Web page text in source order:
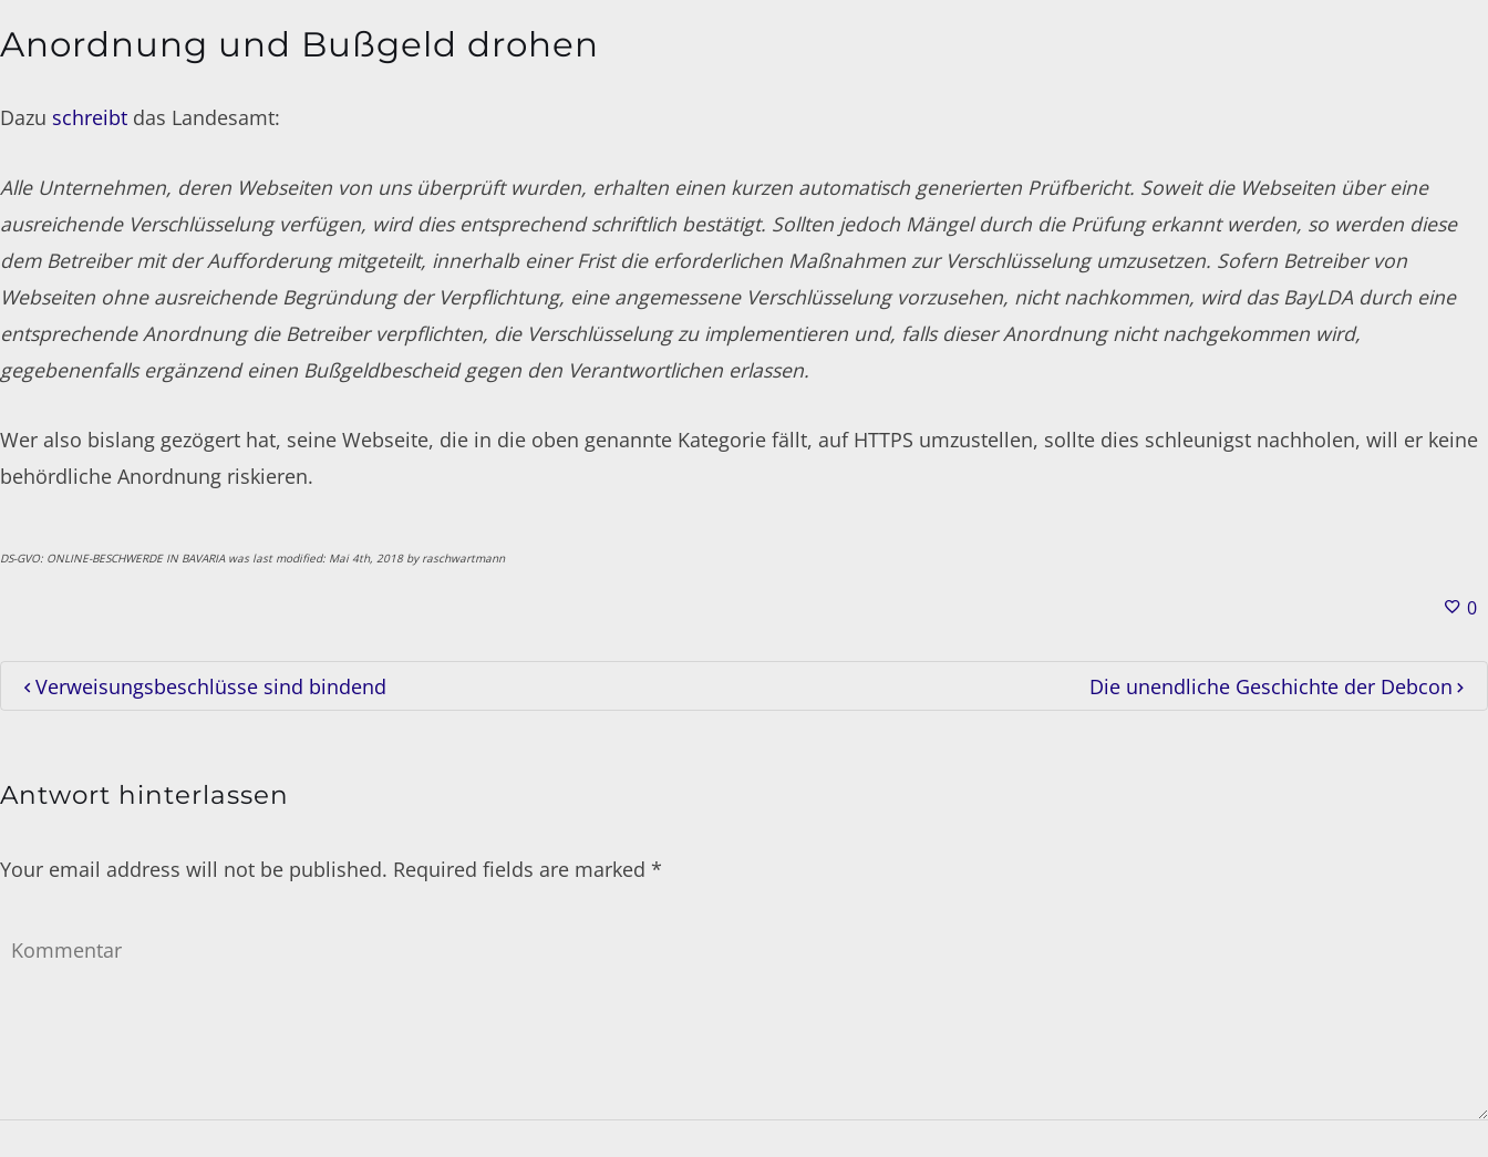
Anordnung und Bußgeld drohen
Dazu schreibt das Landesamt:
Alle Unternehmen, deren Webseiten von uns überprüft wurden, erhalten einen kurzen automatisch generierten Prüfbericht. Soweit die Webseiten über eine
ausreichende Verschlüsselung verfügen, wird dies entsprechend schriftlich bestätigt. Sollten jedoch Mängel durch die Prüfung erkannt werden, so werden diese
dem Betreiber mit der Aufforderung mitgeteilt, innerhalb einer Frist die erforderlichen Maßnahmen zur Verschlüsselung umzusetzen. Sofern Betreiber von
Webseiten ohne ausreichende Begründung der Verpflichtung, eine angemessene Verschlüsselung vorzusehen, nicht nachkommen, wird das BayLDA durch eine
entsprechende Anordnung die Betreiber verpflichten, die Verschlüsselung zu implementieren und, falls dieser Anordnung nicht nachgekommen wird,
gegebenenfalls ergänzend einen Bußgeldbescheid gegen den Verantwortlichen erlassen.
Wer also bislang gezögert hat, seine Webseite, die in die oben genannte Kategorie fällt, auf HTTPS umzustellen, sollte dies schleunigst nachholen, will er keine
behördliche Anordnung riskieren.
DS-GVO: ONLINE-BESCHWERDE IN BAVARIAwas last modified: Mai 4th, 2018by raschwartmann
0
Verweisungsbeschlüsse sind bindend Die unendliche Geschichte der Debcon
Antwort hinterlassen
Your email address will not be published. Required fields are marked *